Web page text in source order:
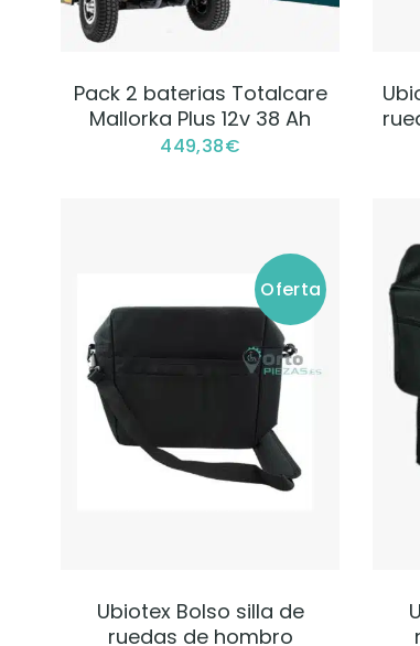
VER PRODUCTO
Pack 2 baterias Totalcare
Mallorka Plus 12v 38 Ah
449,38€
Oferta
VER PRODUCTO
Ubiotex Bolso silla de
ruedas de hombro